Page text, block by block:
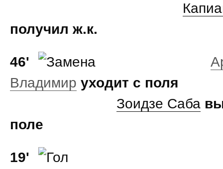
получил ж.к.
46'
Владимир уходит с поля
Зоидзе Саба
поле
19'